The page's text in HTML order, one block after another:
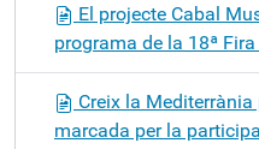
El projecte Cabal
programa de la 18ª
Creix la
marcada per la